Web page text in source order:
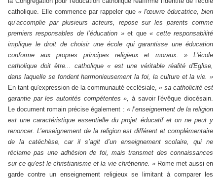
catholique. Elle commence par rappeler que « l'œuvre éducatrice, bien
qu’accomplie par plusieurs acteurs, repose sur les parents comme
premiers responsables de l’éducation »et que« cette responsabilité
implique le droit de choisir une école qui garantisse une éducation
conforme aux propres principes religieux et moraux. »
L'école
catholique doit être... catholique « est une véritable réalité d'Eglise,
dans laquelle se fondent harmonieusement la foi, la culture et la vie. »
En tant qu'expression de la communauté ecclésiale, « sa catholicité est
garantie par les autorités compétentes », à savoir l'évêque diocésain.
Le document romain précise également : « l’enseignement de la religion
est une caractéristique essentielle du projet éducatif et on ne peut y
renoncer. L’enseignement de la religion est différent et complémentaire
de la catéchèse, car il s’agit d’un enseignement scolaire, qui ne
réclame pas une adhésion de foi, mais transmet des connaissances
sur ce qu'est le christianisme et la vie chrétienne. »Rome met aussi en
garde contre un enseignement religieux se limitant à comparer les